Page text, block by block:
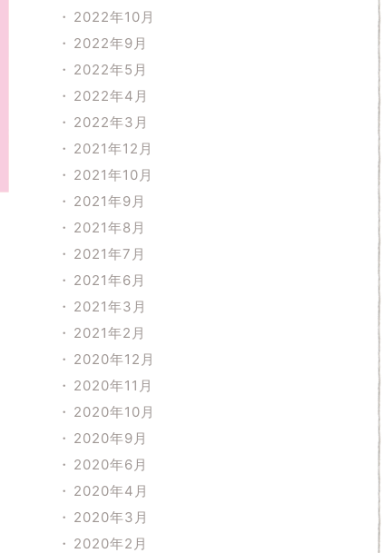
2022年10月
2022年9月
2022年5月
2022年4月
2022年3月
2021年12月
2021年10月
2021年9月
2021年8月
2021年7月
2021年6月
2021年3月
2021年2月
2020年12月
2020年11月
2020年10月
2020年9月
2020年6月
2020年4月
2020年3月
2020年2月